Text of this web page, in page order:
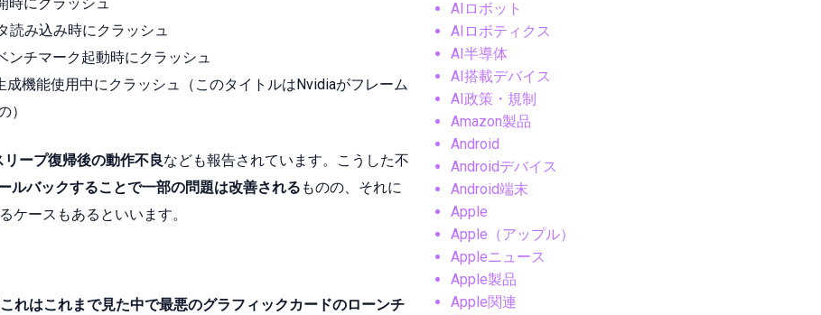
時にクラッシュ
読み込み時にクラッシュ
ンチマーク起動時にクラッシュ
機能使用中にクラッシュ（このタイトルはNvidiaがフレーム
）
ープ復帰後の動作不良なども報告されています。こうした不
ルバックすることで一部の問題は改善される ものの、それに
ケースもあるといいます。
これはこれまで見た中で最悪のグラフィックカードのローンチ
AIロボット
AIロボティクス
AI半導体
AI搭載デバイス
AI政策・規制
Amazon製品
Android
Androidデバイス
Android端末
Apple
Apple（アップル）
Appleニュース
Apple製品
Apple関連